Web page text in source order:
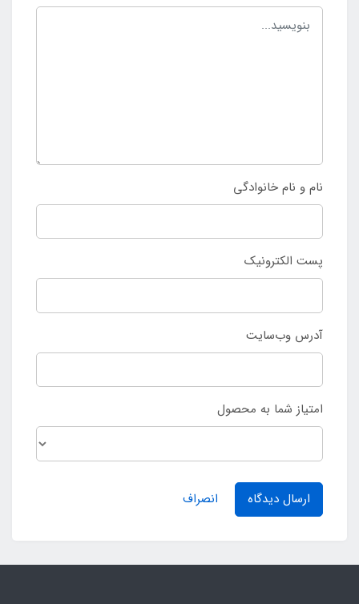
نام و نام خانوادگی
پست الکترونیک
آدرس وب‌سایت
امتیاز شما به محصول
ارسال دیدگاه انصراف